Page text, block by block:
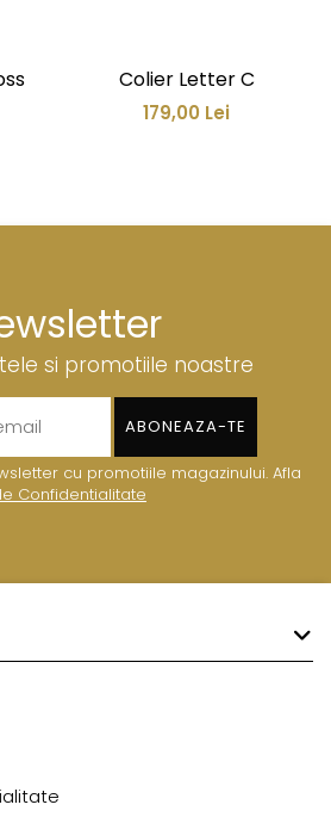
Colier Letter C
179,00 Lei
si promotiile noastre
cu promotiile magazinului. Afla
Confidentialitate